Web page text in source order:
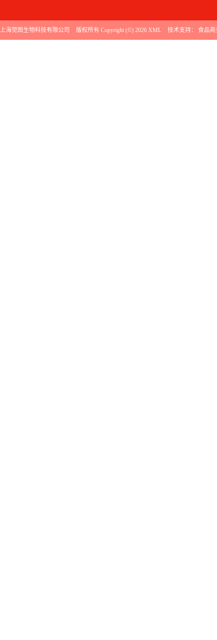
上海觉图生物科技有限公司 版权所有 Copyright (©) 2026 XML 技术支持： 食品商